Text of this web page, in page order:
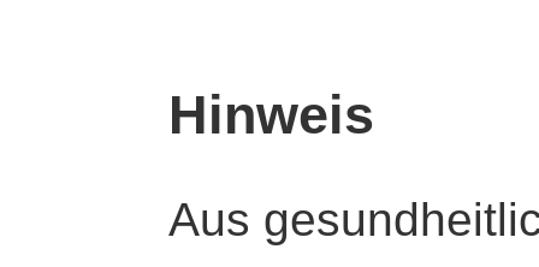
Hinweis
Aus